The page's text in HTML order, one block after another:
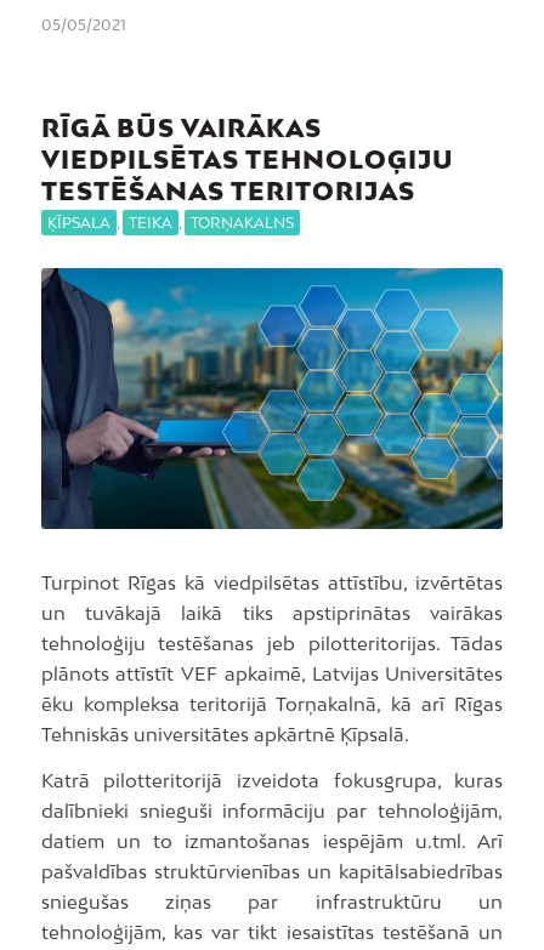
05/05/2021
RĪGĀ BŪS VAIRĀKAS
VIEDPILSĒTAS TEHNOLOĢIJU
TESTĒŠANAS TERITORIJAS
ĶĪPSALA , TEIKA , TORŅAKALNS
Turpinot Rīgas kā viedpilsētas attīstību, izvērtētas
un tuvākajā laikā tiks apstiprinātas vairākas
tehnoloģiju testēšanas jeb pilotteritorijas. Tādas
plānots attīstīt VEF apkaimē, Latvijas Universitātes
ēku kompleksa teritorijā Torņakalnā, kā arī Rīgas
Tehniskās universitātes apkārtnē Ķīpsalā.
Katrā pilotteritorijā izveidota fokusgrupa, kuras
dalībnieki snieguši informāciju par tehnoloģijām,
datiem un to izmantošanas iespējām u.tml. Arī
pašvaldības struktūrvienības un kapitālsabiedrības
sniegušas ziņas par infrastruktūru un
tehnoloģijām, kas var tikt iesaistītas testēšanā un